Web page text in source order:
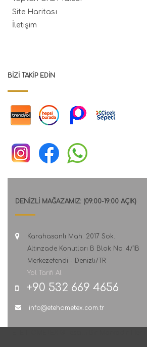
Site Haritası
İletişim
BIZI TAKIP EDIN
DENİZLİ MAĞAZAMIZ: (09:00-19:00 AÇIK)
Karahasanlı Mah. 2017 Sok.
Altınzade Konutları B Blok No: 4/1B
Merkezefendi - Denizli/TR
Yol Tarifi Al
+90 532 669 4656
info@etehometex.com.tr